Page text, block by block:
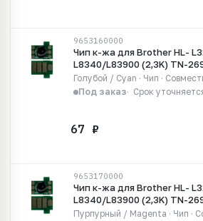
9653160000
Чип к-жа для Brother HL-
L8340/L83900 (2,3K) TN-269XLC
(Zhono)
Голубой / Cyan · Чип ·
Под заказ
Срок
9653170000
Чип к-жа для Brother HL-
L8340/L83900 (2,3K) TN-
UNItech (Zhono)
Пурпурный / Magenta · Чип ·